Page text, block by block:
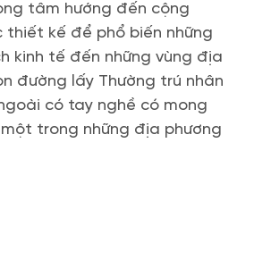
tâm hướng đến cộng
kế để phổ biến những
kinh tế đến những vùng địa
đường lấy Thường trú nhân
có tay nghề có mong
trong những địa phương